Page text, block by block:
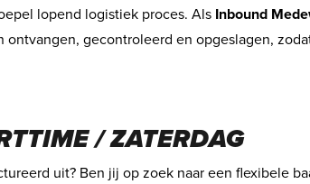
lopend logistiek proces. Als Inbound
gecontroleerd en opgeslagen,
/ ZATERDAG
uit? Ben jij op zoek naar een flexibele